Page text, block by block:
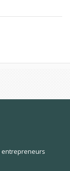
entrepreneurs